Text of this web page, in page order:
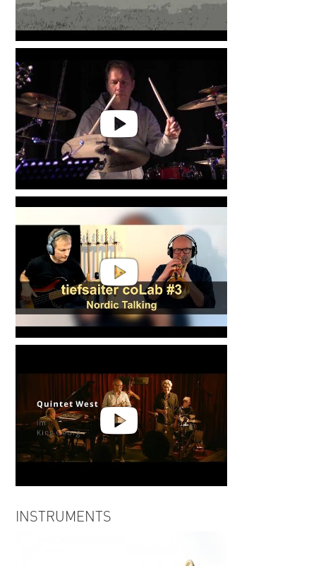
Christoph Fischer | Weber -
under his bed
Christoph Fischer | Forsonics -
Jazz aus dem Hanseat
tiefsaiter coLab #3 | "Nordic
trumpet
im King Georg
INSTRUMENTS